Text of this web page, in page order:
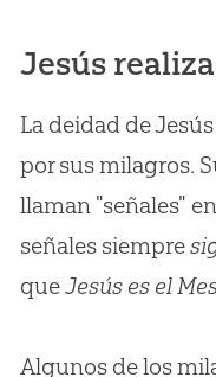
Jesús
La deidad de
por sus milagros.
llaman "señales"
señales siempre
queJesús es el
Algunos de los